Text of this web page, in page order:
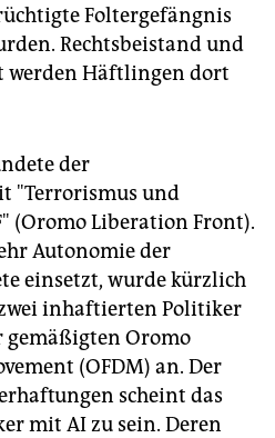
Foltergefängnis
Rechtsbeistand und
werden Häftlingen dort
der
"Terrorismus und
(Oromo Liberation Front).
Autonomie der
einsetzt, wurde kürzlich
inhaftierten Politiker
gemäßigten Oromo
(OFDM) an. Der
scheint das
mit AI zu sein. Deren